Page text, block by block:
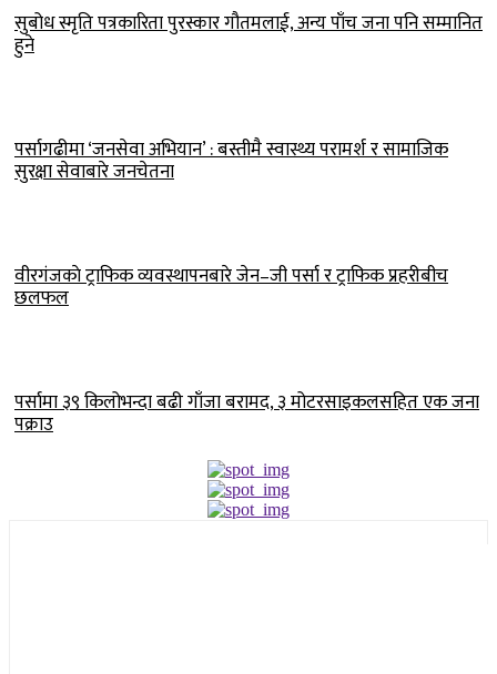
सुबोध स्मृति पत्रकारिता पुरस्कार गौतमलाई, अन्य पाँच जना पनि सम्मानित
हुने
पर्सागढीमा ‘जनसेवा अभियान’ : बस्तीमै स्वास्थ्य परामर्श र सामाजिक
सुरक्षा सेवाबारे जनचेतना
वीरगंजकाे ट्राफिक व्यवस्थापनबारे जेन–जी पर्सा र ट्राफिक प्रहरीबीच
छलफल
पर्सामा ३९ किलोभन्दा बढी गाँजा बरामद, ३ मोटरसाइकलसहित एक जना
पक्राउ